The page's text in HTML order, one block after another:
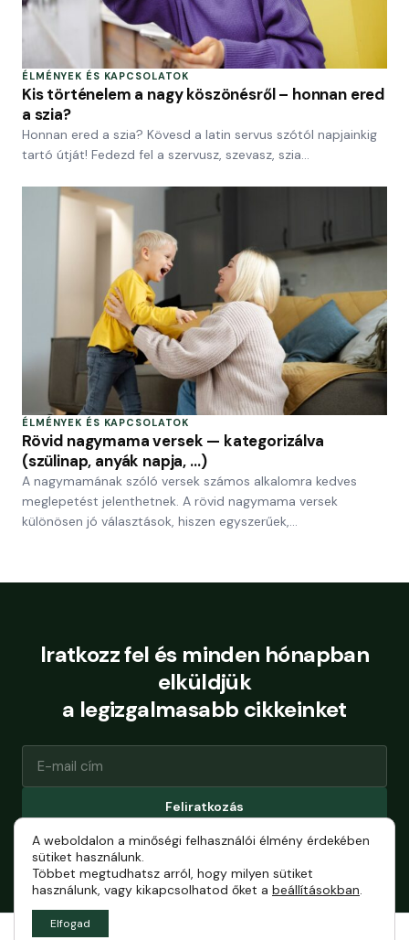
ÉLMÉNYEK ÉS KAPCSOLATOK
Kis történelem a nagy köszönésről – honnan ered
a szia?
Honnan ered a szia? Kövesd a latin servus szótól napjainkig
tartó útját! Fedezd fel a szervusz, szevasz, szia…
ÉLMÉNYEK ÉS KAPCSOLATOK
Rövid nagymama versek — kategorizálva
(szülinap, anyák napja, …)
A nagymamának szóló versek számos alkalomra kedves
meglepetést jelenthetnek. A rövid nagymama versek
különösen jó választások, hiszen egyszerűek,…
Iratkozz fel és minden hónapban
elküldjük
a legizgalmasabb cikkeinket
Feliratkozás
Bármikor leiratkozhatsz.
A weboldalon a minőségi felhasználói élmény érdekében
sütiket használunk.
Többet megtudhatsz arról, hogy milyen sütiket
használunk, vagy kikapcsolhatod őket a beállításokban.
Elfogad